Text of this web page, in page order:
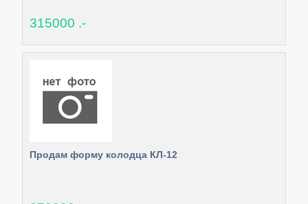
315000 .-
Продам форму колодца КЛ-12